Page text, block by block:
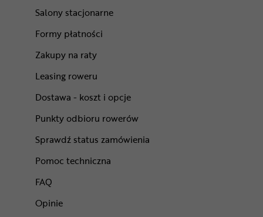
Salony stacjonarne
Formy płatności
Zakupy na raty
Leasing roweru
Dostawa - koszt i opcje
Punkty odbioru rowerów
Sprawdź status zamówienia
Pomoc techniczna
FAQ
Opinie